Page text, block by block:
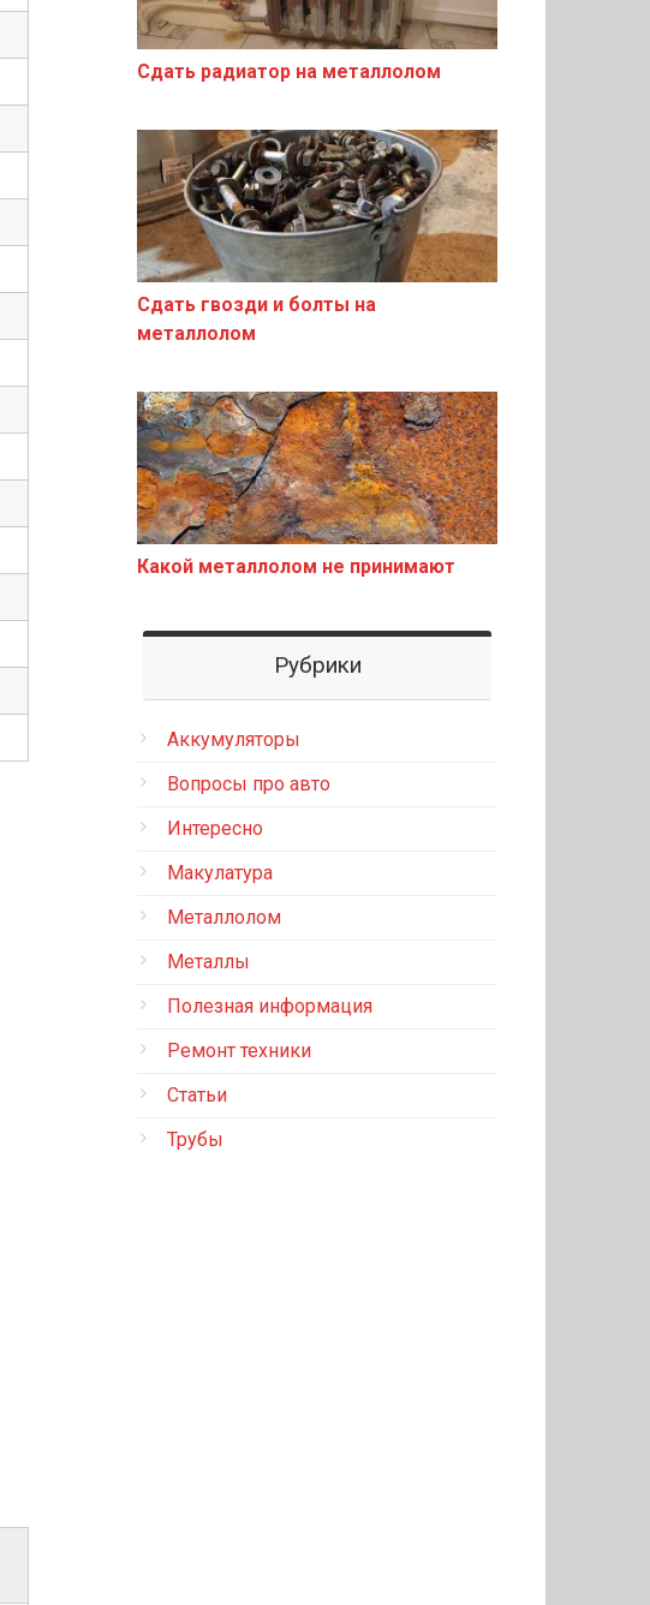
Сдать радиатор на металлолом
Сдать гвозди и болты на
металлолом
Какой металлолом не принимают
Рубрики
Аккумуляторы
Вопросы про авто
Интересно
Макулатура
Металлолом
Металлы
Полезная информация
Ремонт техники
Статьи
Трубы